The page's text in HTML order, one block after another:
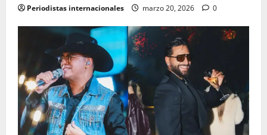
Periodistas internacionales marzo 20, 2026 0